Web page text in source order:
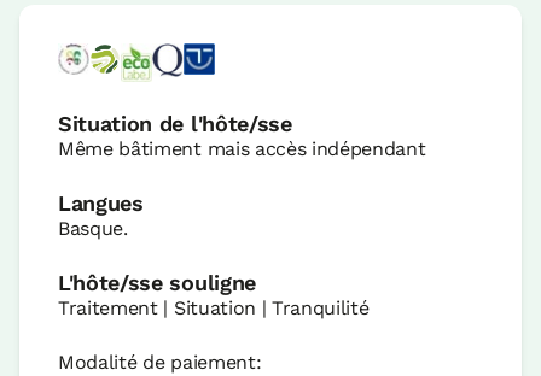
Situation de l'hôte/sse
Même bâtiment mais accès indépendant
Langues
Basque.
L'hôte/sse souligne
Traitement | Situation | Tranquilité
Modalité de paiement: